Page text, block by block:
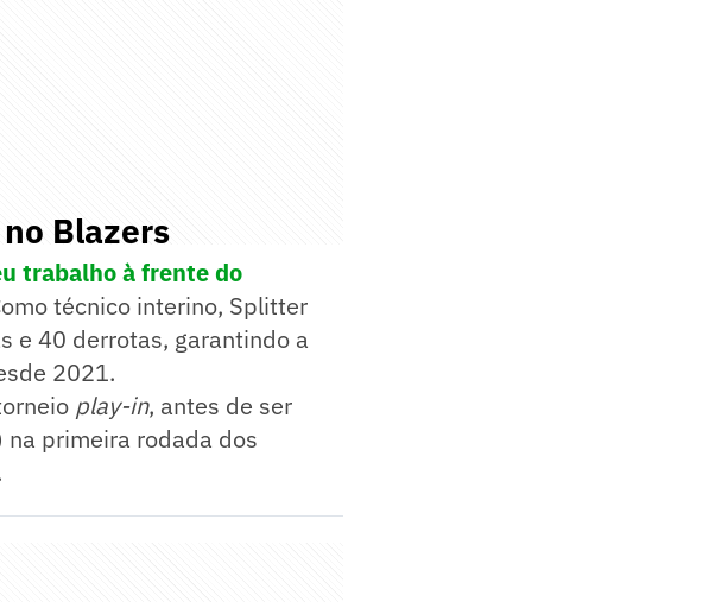
Blazers
trabalho à frente do
técnico interino, Splitter
e 40 derrotas, garantindo a
2021.
play-in, antes de ser
primeira rodada dos